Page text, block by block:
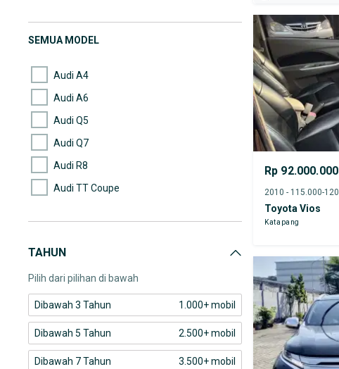
Hyundai(199)
SEMUA MODEL
Audi A4
Audi A6
Audi Q5
Audi Q7
Audi R8
Audi TT Coupe
BMW 318i
TAHUN
Pilih dari pilihan di bawah
Dibawah 3 Tahun 1.000+ mobil
Dibawah 5 Tahun 2.500+ mobil
Dibawah 7 Tahun 3.500+ mobil
Rp 92.000.000
Toyota Vios
Katapang